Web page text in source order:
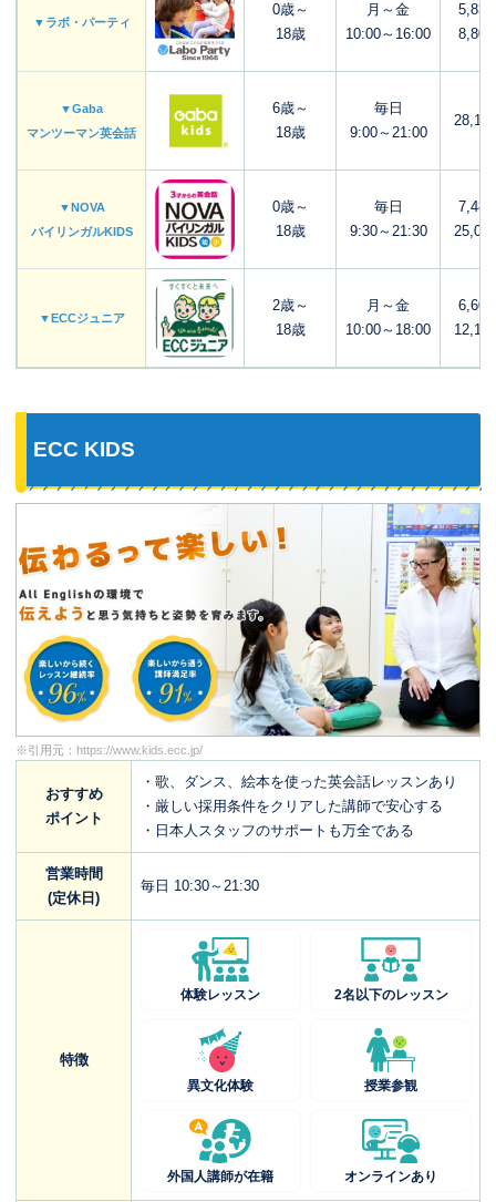
▼ラボ・パーティ
0歳～
18歳
月～金
10:00～16:00
▼Gaba
マンツーマン英会話
6歳～
18歳
毎日
9:00～21:00
▼NOVA
バイリンガルKIDS
0歳～
18歳
毎日
9:30～21:30
▼ECCジュニア
2歳～
18歳
月～金
10:00～18:00
ECC KIDS
※引用元： https://www.kids.ecc.jp/
おすすめ
ポイント
・歌、ダンス、絵本を使った英会話レッスンあり
・厳しい採用条件をクリアした講師で安心する
・日本人スタッフのサポートも万全である
営業時間
(定休日)
毎日 10:30～21:30
特徴
体験レッスン 2名以下のレッスン
異文化体験 授業参観
外国人講師が在籍 オンラインあり